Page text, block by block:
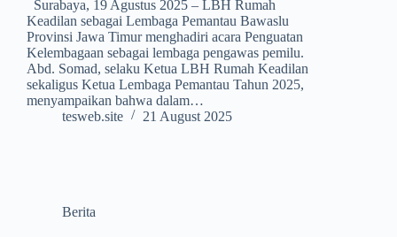
Surabaya, 19 Agustus 2025 – LBH Rumah
Keadilan sebagai Lembaga Pemantau Bawaslu
Provinsi Jawa Timur menghadiri acara Penguatan
Kelembagaan sebagai lembaga pengawas pemilu.
Abd. Somad, selaku Ketua LBH Rumah Keadilan
sekaligus Ketua Lembaga Pemantau Tahun 2025,
menyampaikan bahwa dalam…
tesweb.site
21 August 2025
Berita